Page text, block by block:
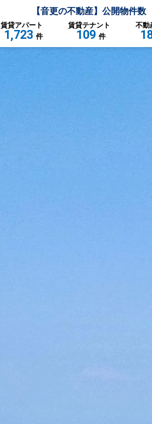
【音更の不動産】公開物件数
賃貸アパート
1,723 件
賃貸テナント
109 件
不動